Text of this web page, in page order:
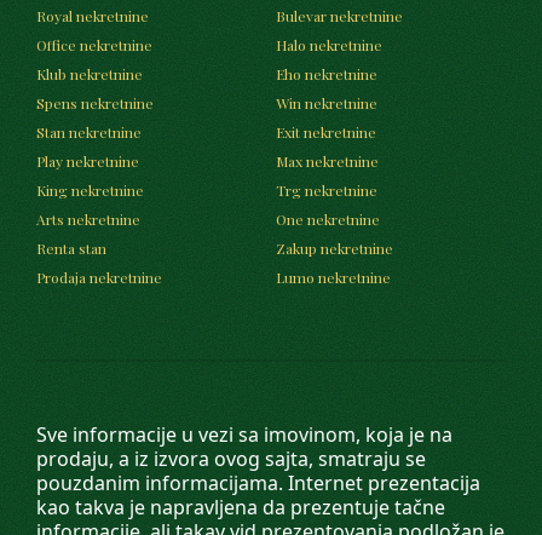
Sve informacije u vezi sa imovinom, koja je na
prodaju, a iz izvora ovog sajta, smatraju se
pouzdanim informacijama. Internet prezentacija
kao takva je napravljena da prezentuje tačne
Royal nekretnine
Bulevar nekretnine
Office nekretnine
Halo nekretnine
Klub nekretnine
Eho nekretnine
Spens nekretnine
Win nekretnine
Stan nekretnine
Exit nekretnine
Play nekretnine
Max nekretnine
King nekretnine
Trg nekretnine
Arts nekretnine
One nekretnine
Renta stan
Zakup nekretnine
Prodaja nekretnine
Lumo nekretnine